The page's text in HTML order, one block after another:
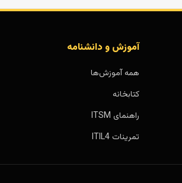
آموزش و دانشنامه
همه آموزش‌ها
کتابخانه
راهنمای ITSM
تمرینات ITIL4